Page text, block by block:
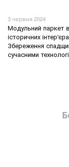
3 червня 2024
Модульний паркет в
історичних
Збереження
сучасними